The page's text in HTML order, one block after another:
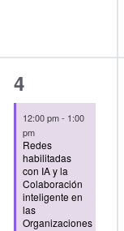
1
evento,
4
12:00 pm- 1:00
pm
Redes
habilitadas
con IA y la
Colaboración
inteligente en
las
Organizaciones